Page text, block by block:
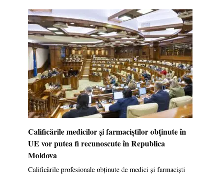
Calificările medicilor și farmaciștilor obținute în
UE vor putea fi recunoscute în Republica
Moldova
Calificările profesionale obținute de medici și farmaciști